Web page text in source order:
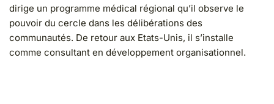
dirige un programme médical régional qu’il observe le
pouvoir du cercle dans les délibérations des
communautés. De retour aux Etats-Unis, il s’installe
comme consultant en développement organisationnel.